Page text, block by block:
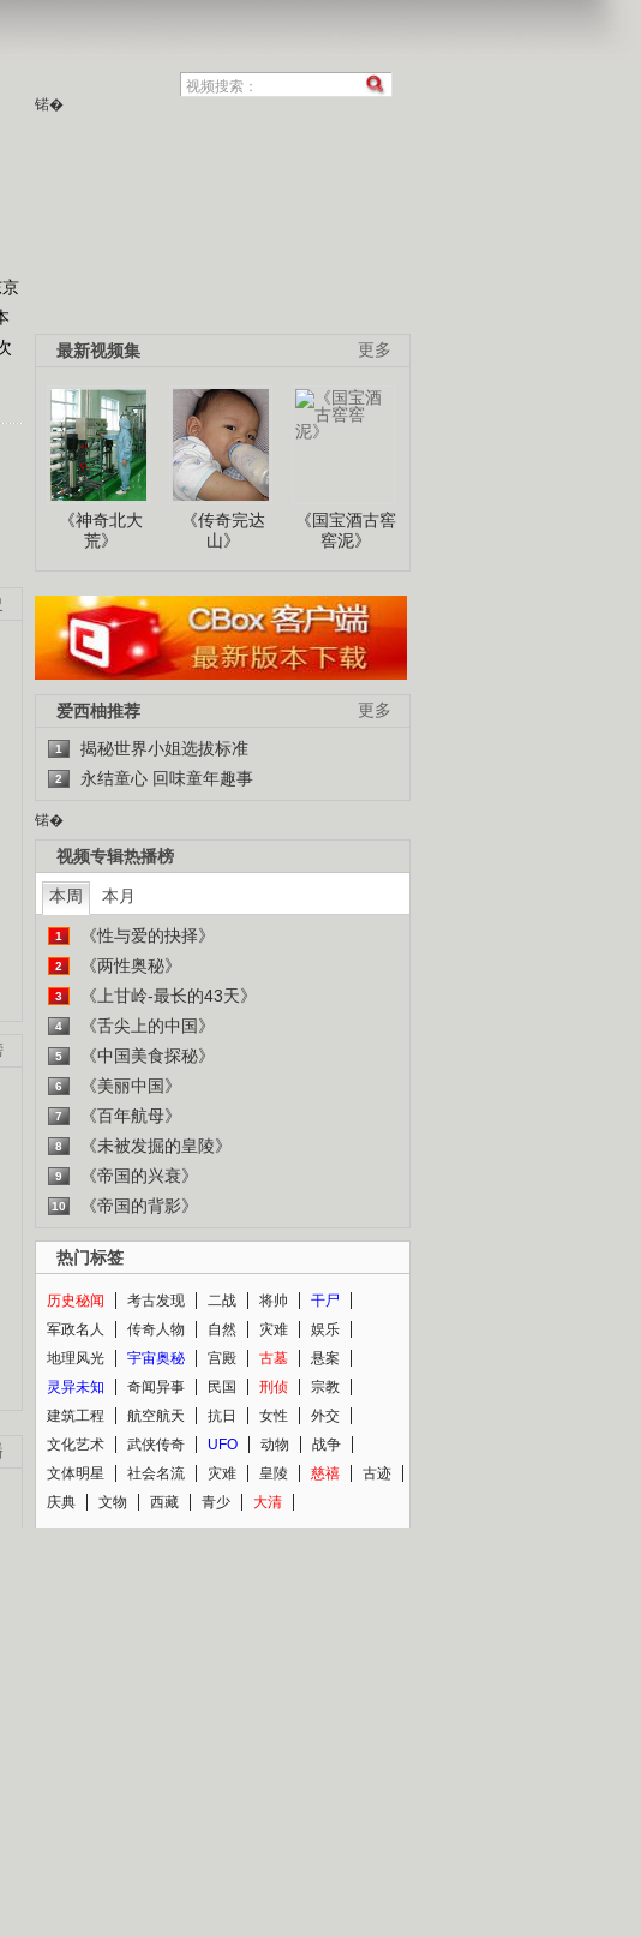
锘�
更多
最新视频集
《神奇北大
荒》
《传奇完达
山》
《国宝酒古窖
窖泥》
更多
爱西柚推荐
1 揭秘世界小姐选拔标准
2 永结童心 回味童年趣事
锘�
视频专辑热播榜
本周 本月
1 《性与爱的抉择》
2 《两性奥秘》
3 《上甘岭-最长的43天》
4 《舌尖上的中国》
5 《中国美食探秘》
6 《美丽中国》
7 《百年航母》
8 《未被发掘的皇陵》
9 《帝国的兴衰》
10 《帝国的背影》
热门标签
历史秘闻 考古发现 二战 将帅
干尸
军政名人
传奇人物 自然 灾难
娱乐
地理风光
宇宙奥秘 宫殿 古墓
悬案
灵异未知
奇闻异事 民国 刑侦
宗教
建筑工程
航空航天 抗日 女性
外交
文化艺术
武侠传奇 UFO 动物
战争
文体明星
社会名流 灾难 皇陵 慈禧
古迹
庆典
文物 西藏 青少 大清